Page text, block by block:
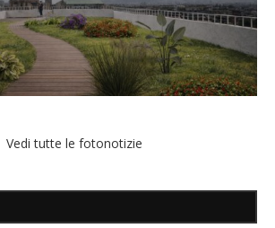
Vedi tutte le fotonotizie